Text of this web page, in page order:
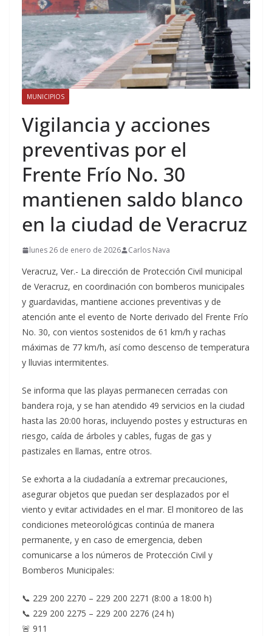
MUNICIPIOS
Vigilancia y acciones
preventivas por el
Frente Frío No. 30
mantienen saldo blanco
en la ciudad de Veracruz
lunes 26 de enero de 2026 Carlos Nava
Veracruz, Ver.- La dirección de Protección Civil municipal
de Veracruz, en coordinación con bomberos municipales
y guardavidas, mantiene acciones preventivas y de
atención ante el evento de Norte derivado del Frente Frío
No. 30, con vientos sostenidos de 61 km/h y rachas
máximas de 77 km/h, así como descenso de temperatura
y lluvias intermitentes.
Se informa que las playas permanecen cerradas con
bandera roja, y se han atendido 49 servicios en la ciudad
hasta las 20:00 horas, incluyendo postes y estructuras en
riesgo, caída de árboles y cables, fugas de gas y
pastizales en llamas, entre otros.
Se exhorta a la ciudadanía a extremar precauciones,
asegurar objetos que puedan ser desplazados por el
viento y evitar actividades en el mar. El monitoreo de las
condiciones meteorológicas continúa de manera
permanente, y en caso de emergencia, deben
comunicarse a los números de Protección Civil y
Bomberos Municipales:
📞 229 200 2270 – 229 200 2271 (8:00 a 18:00 h)
📞 229 200 2275 – 229 200 2276 (24 h)
🚨 911